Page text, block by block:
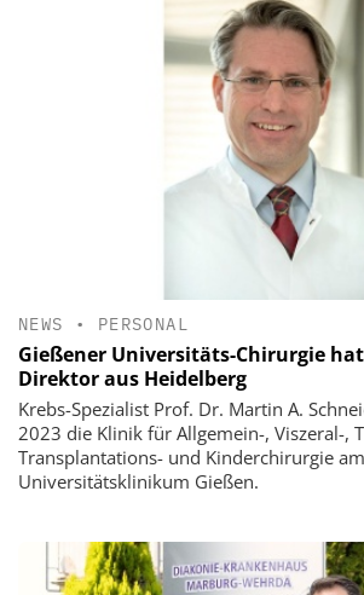
NEWS • PERSONAL
Gießener Universitäts-Chirurgie
Direktor aus Heidelberg
Krebs-Spezialist Prof. Dr. Martin A.
2023 die Klinik für Allgemein-, Viszeral-,
Transplantations- und Kinderchirurgie am
Universitätsklinikum Gießen.